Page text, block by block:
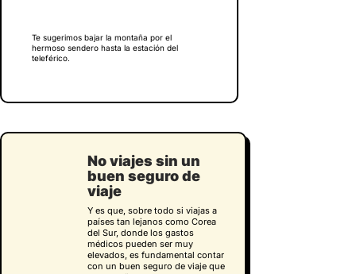
Te sugerimos bajar la montaña por el
hermoso sendero hasta la estación del
teleférico.
No viajes sin un
buen seguro de
viaje
Y es que, sobre todo si viajas a
países tan lejanos como Corea
del Sur, donde los gastos
médicos pueden ser muy
elevados, es fundamental contar
con un buen seguro de viaje que